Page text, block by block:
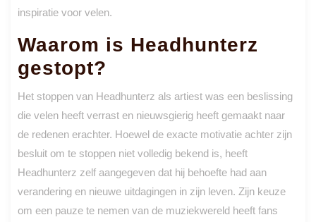
inspiratie voor velen.
Waarom is Headhunterz
gestopt?
Het stoppen van Headhunterz als artiest was een beslissing
die velen heeft verrast en nieuwsgierig heeft gemaakt naar
de redenen erachter. Hoewel de exacte motivatie achter zijn
besluit om te stoppen niet volledig bekend is, heeft
Headhunterz zelf aangegeven dat hij behoefte had aan
verandering en nieuwe uitdagingen in zijn leven. Zijn keuze
om een pauze te nemen van de muziekwereld heeft fans